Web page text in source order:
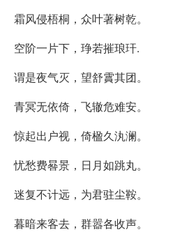
霜风侵梧桐，众叶著树乾。
空阶一片下，琤若摧琅玕.
谓是夜气灭，望舒霣其团。
青冥无依倚，飞辙危难安。
惊起出户视，倚楹久汍澜。
忧愁费晷景，日月如跳丸。
迷复不计远，为君驻尘鞍。
暮暗来客去，群嚣各收声。